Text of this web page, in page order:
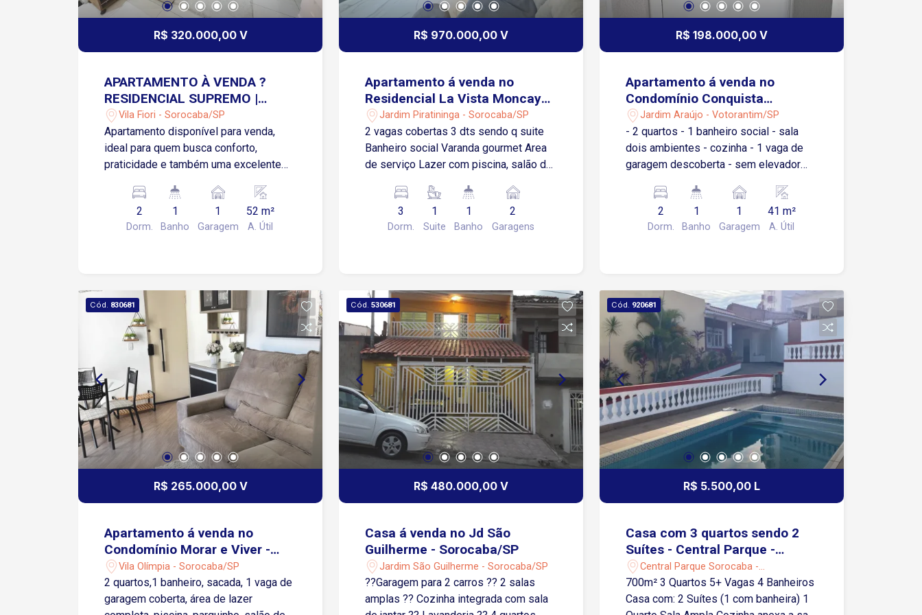
R$ 320.000,00 V
APARTAMENTO À VENDA ?
RESIDENCIAL SUPREMO |
SOROCABA/SP | VILA FIORE
Vila Fiori - Sorocaba/SP
Apartamento disponível para venda,
ideal para quem busca conforto,
praticidade e também uma excelente
Detalhes do imóvel: 2 Quartos (quarto
casal com armário planejado completo)
Sala aconchegante com painel
planejado e cabideiro 1 vaga de
garagem para carro e moto Condomínio
completo com lazer e segurança:
Churrasqueira Salão de festas
Playground Piscina adulto e infantil
Mercadinho Portaria 24h Segurança 24h
Excelente opção para morar ou investir
com segurança e comodidade!
2
Dorm.
1
Banho
1
Garagem
52 m²
A. Útil
R$ 970.000,00 V
Apartamento á venda no
Residencial La Vista Moncayo
- Sorocaba/SP
Jardim Piratininga - Sorocaba/SP
2 vagas cobertas 3 dts sendo q suite
Banheiro social Varanda gourmet Area
de serviço Lazer com piscina, salão de
3
Dorm.
1
Suite
1
Banho
2
Garagens
R$ 198.000,00 V
Apartamento á venda no
Condomínio Conquista
Votorantim
Jardim Araújo - Votorantim/SP
- 2 quartos - 1 banheiro social - sala
dois ambientes - cozinha - 1 vaga de
garagem descoberta - sem elevador
pequenos, portaria 24 horas.
2
Dorm.
1
Banho
1
Garagem
41 m²
A. Útil
Cód. 830681
R$ 265.000,00 V
Apartamento á venda no
Condomínio Morar e Viver -
Sorocaba/SP
Vila Olímpia - Sorocaba/SP
2 quartos,1 banheiro, sacada, 1 vaga de
garagem coberta, área de lazer
Cód. 530681
R$ 480.000,00 V
Casa á venda no Jd São
Guilherme - Sorocaba/SP
Jardim São Guilherme - Sorocaba/SP
??Garagem para 2 carros ?? 2 salas
amplas ?? Cozinha integrada com sala
Cód. 920681
R$ 5.500,00 L
Casa com 3 quartos sendo 2
Suítes - Central Parque -
Sorocaba/SP
Central Parque Sorocaba -
Sorocaba/SP
700m² 3 Quartos 5+ Vagas 4 Banheiros
Casa com: 2 Suítes (1 com banheira) 1